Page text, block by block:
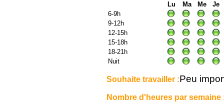
Lu Ma Me
Je
6-9h
9-12h
12-15h
15-18h
18-21h
Nuit
Souhaite travailler :Peu
Nombre d'heures par semaine